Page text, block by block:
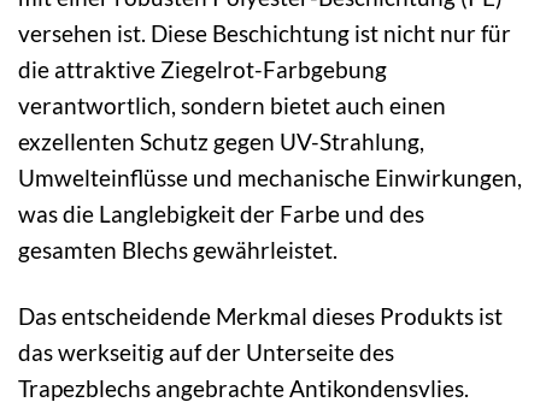
versehen ist. Diese Beschichtung ist nicht nur für
die attraktive Ziegelrot-Farbgebung
verantwortlich, sondern bietet auch einen
exzellenten Schutz gegen UV-Strahlung,
Umwelteinflüsse und mechanische Einwirkungen,
was die Langlebigkeit der Farbe und des
gesamten Blechs gewährleistet.
Das entscheidende Merkmal dieses Produkts ist
das werkseitig auf der Unterseite des
Trapezblechs angebrachte Antikondensvlies.